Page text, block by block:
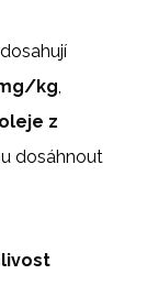
kg
z
dosáhnout